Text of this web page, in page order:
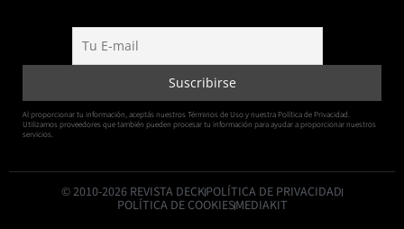
Al proporcionar tu información, aceptás nuestros Términos de Uso y nuestra Política de Privacidad.
Utilizamos proveedores que también pueden procesar tu información para ayudar a proporcionar nuestros
servicios.
© 2010-2026 REVISTA DECKPOLÍTICA DE PRIVACIDAD
POLÍTICA DE COOKIESMEDIAKIT